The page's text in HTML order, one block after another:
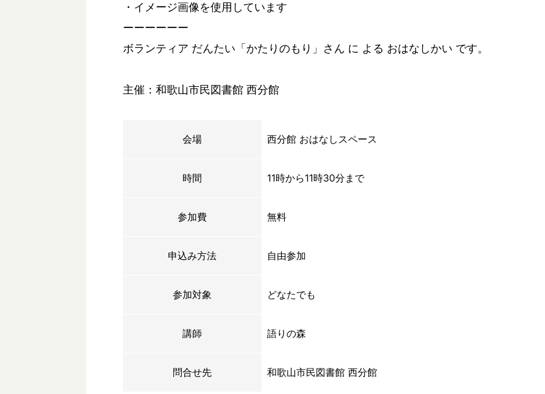
・イメージ画像を使用しています
ーーーーーー
ボランティア だんたい「かたりのもり」さん に よる おはなしかい です。
主催：和歌山市民図書館 西分館
会場 西分館 おはなしスペース
時間 11時から11時30分まで
参加費 無料
申込み方法 自由参加
参加対象 どなたでも
講師 語りの森
問合せ先 和歌山市民図書館 西分館